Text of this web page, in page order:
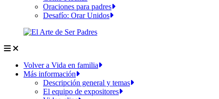
Oraciones para padres
Desafío: Orar Unidos
Volver a Vida en familia
Más información
Descripción general y temas
El equipo de expositores